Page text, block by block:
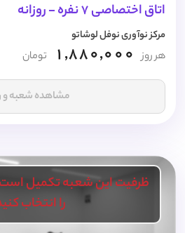
اتاق اختصاصی 7 نفره - روزانه
مرکز نوآوری نوفل لوشاتو
هر روز 1,880,000 تومان
مشاهده شعبه و
ظرفیت این شعبه تکمیل
را انتخاب